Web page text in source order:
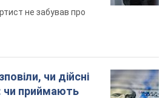
не забував про
чи дійсні
чи приймають